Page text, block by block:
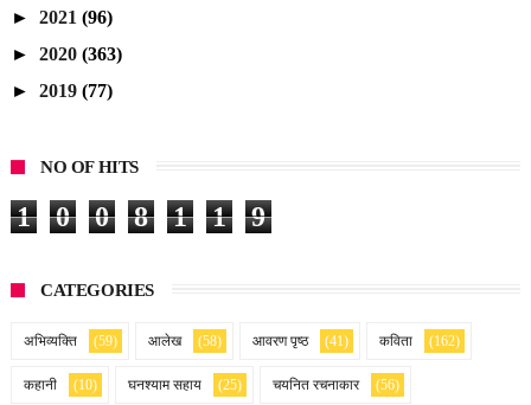
► 2021 (96)
► 2020 (363)
► 2019 (77)
NO OF HITS
1 0 0 8 1 1 9
CATEGORIES
अभिव्यक्ति (59) आलेख (58) आवरण पृष्ठ (41) कविता (162)
कहानी (10) घनश्याम सहाय (25) चयनित रचनाकार (56)